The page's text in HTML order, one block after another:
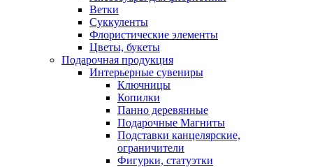
Ветки
Суккуленты
Флористические элементы
Цветы, букеты
Подарочная продукция
Интерьерные сувениры
Ключницы
Копилки
Панно деревянные
Подарочные Магниты
Подставки канцелярские,
ограничители
Фигурки, статуэтки